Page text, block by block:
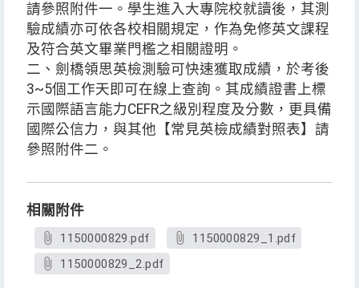
請參照附件一。學生進入大專院校就讀後，其測
驗成績亦可依各校相關規定，作為免修英文課程
及符合英文畢業門檻之相關證明。
二、劍橋領思英檢測驗可快速獲取成績，於考後
3~5個工作天即可在線上查詢。其成績證書上標
示國際語言能力CEFR之級別程度及分數，更具備
國際公信力，與其他【常見英檢成績對照表】請
參照附件二。
相關附件
1150000829.pdf
1150000829_1.pdf
1150000829_2.pdf